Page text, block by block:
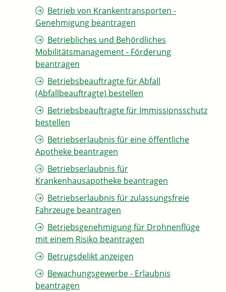
Betrieb von Krankentransporten -
Genehmigung beantragen
Betriebliches und Behördliches
Mobilitätsmanagement - Förderung
beantragen
Betriebsbeauftragte für Abfall
(Abfallbeauftragte) bestellen
Betriebsbeauftragte für Immissionsschutz
bestellen
Betriebserlaubnis für eine öffentliche
Apotheke beantragen
Betriebserlaubnis für
Krankenhausapotheke beantragen
Betriebserlaubnis für zulassungsfreie
Fahrzeuge beantragen
Betriebsgenehmigung für Drohnenflüge
mit einem Risiko beantragen
Betrugsdelikt anzeigen
Bewachungsgewerbe - Erlaubnis
beantragen